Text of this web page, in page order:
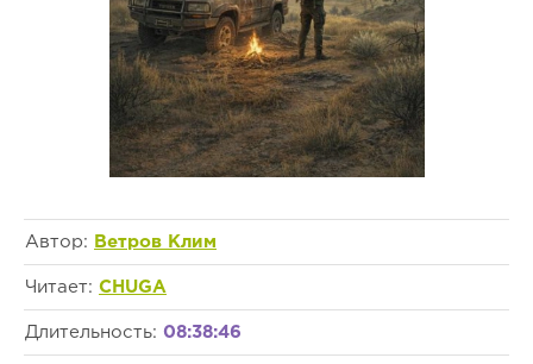
Автор: Ветров Клим
Читает: CHUGA
Длительность: 08:38:46